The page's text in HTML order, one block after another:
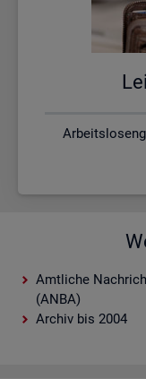
Amtliche
(ANBA)
Archiv bis 2004